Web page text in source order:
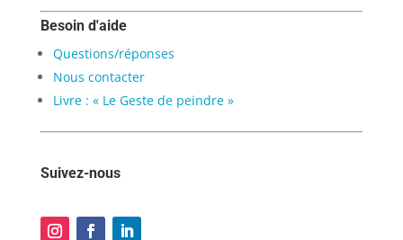
Besoin d'aide
Questions/réponses
Nous contacter
Livre : « Le Geste de peindre »
Suivez-nous